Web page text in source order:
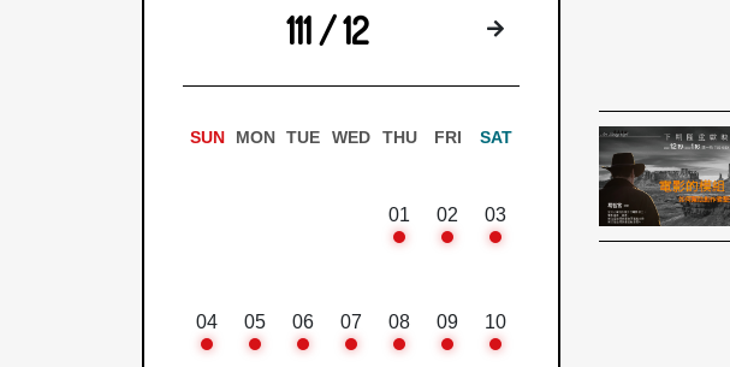
111 / 12 下個月
SUN MON TUE WED THU FRI SAT
01 02 03
04 05 06 07 08 09 10